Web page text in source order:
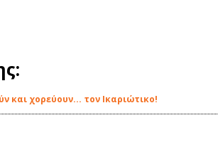
και χορεύουν... τον Ικαριώτικο!